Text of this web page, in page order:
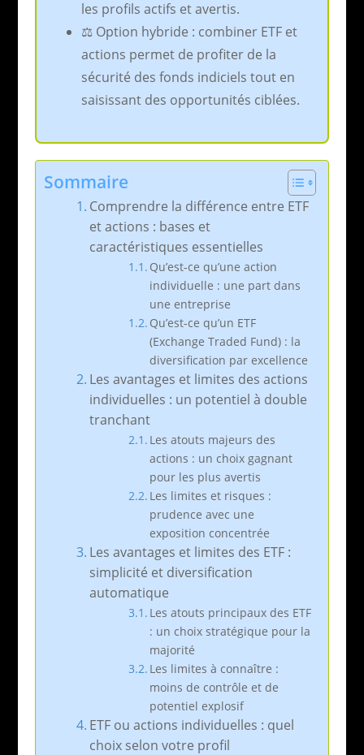
les profils actifs et avertis.
⚖️ Option hybride : combiner ETF et
actions permet de profiter de la
sécurité des fonds indiciels tout en
saisissant des opportunités ciblées.
Sommaire
Comprendre la différence entre ETF
et actions : bases et
caractéristiques essentielles
Qu’est-ce qu’une action
individuelle : une part dans
une entreprise
Qu’est-ce qu’un ETF
(Exchange Traded Fund) : la
diversification par excellence
Les avantages et limites des actions
individuelles : un potentiel à double
tranchant
Les atouts majeurs des
actions : un choix gagnant
pour les plus avertis
Les limites et risques :
prudence avec une
exposition concentrée
Les avantages et limites des ETF :
simplicité et diversification
automatique
Les atouts principaux des ETF
: un choix stratégique pour la
majorité
Les limites à connaître :
moins de contrôle et de
potentiel explosif
ETF ou actions individuelles : quel
choix selon votre profil